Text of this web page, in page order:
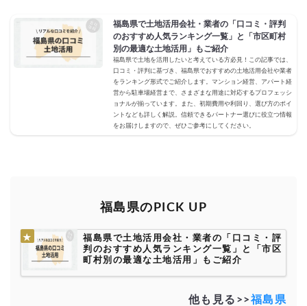
福島県で土地活用会社・業者の「口コミ・評判
のおすすめ人気ランキング一覧」と「市区町村
別の最適な土地活用」もご紹介
福島県で土地を活用したいと考えている方必見！この記事では、
口コミ・評判に基づき、福島県でおすすめの土地活用会社や業者
をランキング形式でご紹介します。マンション経営、アパート経
営から駐車場経営まで、さまざまな用途に対応するプロフェッシ
ョナルが揃っています。また、初期費用や利回り、選び方のポイ
ントなども詳しく解説。信頼できるパートナー選びに役立つ情報
をお届けしますので、ぜひご参考にしてください。
福島県のPICK UP
福島県で土地活用会社・業者の「口コミ・評
判のおすすめ人気ランキング一覧」と「市区
町村別の最適な土地活用」もご紹介
他も見る>>福島県